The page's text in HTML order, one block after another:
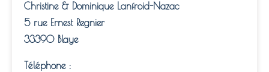
Christine & Dominique Lanfroid-Nazac
5 rue Ernest Regnier
33390 Blaye
Téléphone :